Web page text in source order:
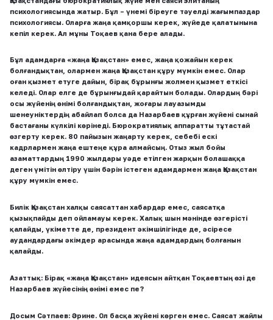
психологиясында жатыр.
Бұл – үнемі біреуге тәуелді жағымпаздар
психологиясы. Оларға жаңа қамқоршы керек, жүйеде қалатынына
кепіл керек. Ал мұны Тоқаев қана бере алады.
Бұл адамдарға «жаңа Қазақстан» емес, жаңа қожайын керек
болғандықтан, олармен жаңа Қазақстан құру мүмкін емес. Олар
оған қызмет етуге дайын, бірақ бұрынғы жолмен қызмет еткісі
келеді. Олар елге де бұрынғыдай қарайтын болады. Олардың бәрі
осы жүйенің өнімі болғандықтан, жоғары лауазымды
шенеуніктердің абайлап болса да Назарбаев құрған жүйені сынай
бастағаны күлкілі көрінеді. Бюрократиялық аппаратты тұтастай
өзгерту керек. 80 пайызын жаңарту керек, себебі ескі
кадрлармен жаңа ештеңе құра алмайсың. Отыз жыл бойы
азаматтардың 1990 жылдары уәде етілген жарқын болашаққа
деген үмітін өлтіру үшін бәрін істеген адамдармен жаңа Қазақстан
құру мүмкін емес.
Билік Қазақстан халқы саясаттан хабардар емес, саясатқа
қызықпайды деп ойламауы керек. Халық шын мәнінде өзгерісті
қалайды, үкіметте де, президент әкімшілігінде де, әсіресе
аудандардағы әкімдер арасында жаңа адамдардың болғанын
қалайды.
Азаттық: Бірақ «жаңа Қазақстан» идеясын айтқан Тоқаевтың өзі де
Назарбаев жүйесінің өнімі емес пе?
Досым Сәтпаев: Әрине.
Ол басқа жүйені көрген емес. Саясат жайлы